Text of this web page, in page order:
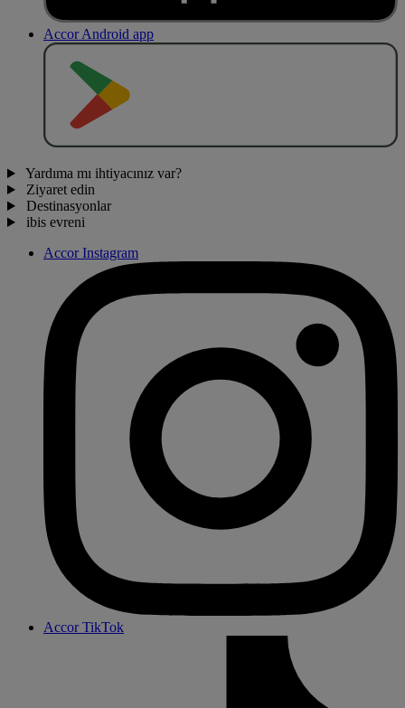
Accor Android app
Yardıma mı ihtiyacınız var?
Ziyaret edin
Destinasyonlar
ibis evreni
Accor Instagram
Accor TikTok